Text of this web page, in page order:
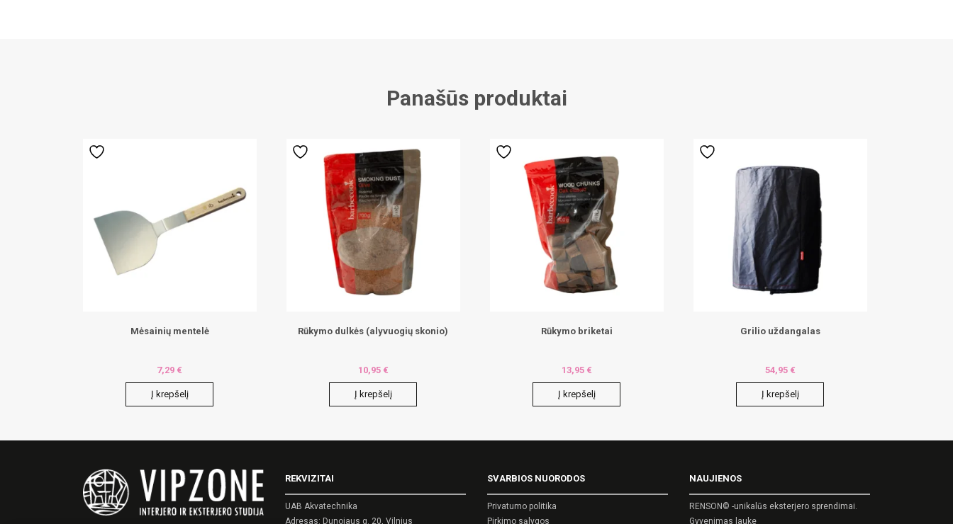
Panašūs produktai
Mėsainių mentelė
7,29 €
Į krepšelį
Rūkymo dulkės (alyvuogių skonio)
10,95 €
Į krepšelį
Rūkymo briketai
13,95 €
Į krepšelį
Grilio uždangalas
54,95 €
Į krepšelį
REKVIZITAI
UAB Akvatechnika
Adresas: Dunojaus g. 20, Vilnius
SVARBIOS NUORODOS
Privatumo politika
Pirkimo sąlygos
NAUJIENOS
RENSON© -unikalūs eksterjero sprendimai.
Gyvenimas lauke